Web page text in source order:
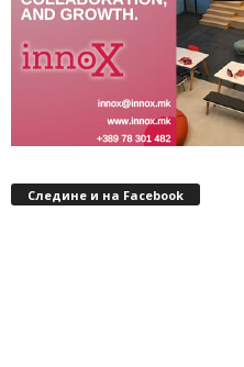
Следине и на Facebook